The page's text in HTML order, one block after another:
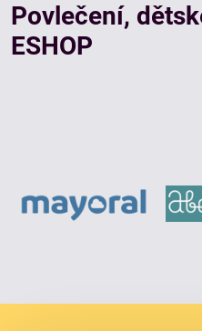
Povlečení,
ESHOP